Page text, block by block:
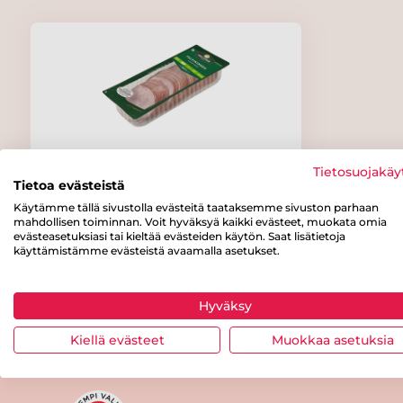
Tietoa evästeistä
Käytämme tällä sivustolla evästeitä taataksemme sivuston parhaan
mahdollisen toiminnan. Voit hyväksyä kaikki evästeet, muokata omia
evästeasetuksiasi tai kieltää evästeiden käytön. Saat lisätietoja
käyttämistämme evästeistä avaamalla asetukset.
Hyväksy
Kiellä evästeet Muokkaa asetuksia